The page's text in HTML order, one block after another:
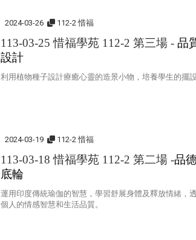
2024-03-26 112-2 惜福
113-03-25 惜福學苑 112-2 第三場 - 品
設計
利用植物種子設計療癒心靈的造景小物，培養學生的擺
2024-03-19 112-2 惜福
113-03-18 惜福學苑 112-2 第二場 -品
底輪
運用印度傳統瑜伽的智慧，學習舒展身體及釋放情緒，
個人的情感智慧和生活品質。